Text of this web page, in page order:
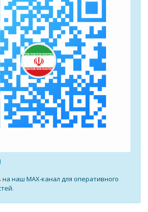
на наш MAX-канал для оперативного